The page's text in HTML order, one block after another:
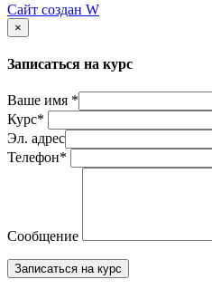
Сайт создан W
×
Записаться на курс
Ваше имя *
Курс*
Эл. адрес
Телефон*
Сообщение